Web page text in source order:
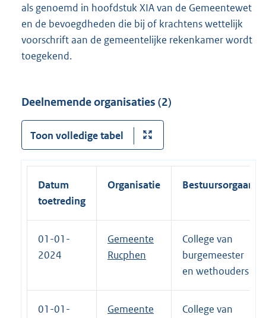
als genoemd in hoofdstuk XIA van de Gemeentewet
en de bevoegdheden die bij of krachtens wettelijk
voorschrift aan de gemeentelijke rekenkamer wordt
toegekend.
Deelnemende organisaties (2)
Toon volledige tabel
Datum
toetreding
Organisatie Bestuursorgaan
01-01-
2024
Gemeente
Rucphen
College van
burgemeester
en wethouders
01-01-
Gemeente
College van